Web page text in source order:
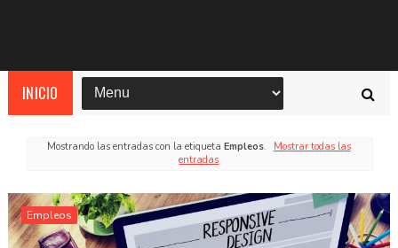
INICIO
Mostrando las entradas con la etiquetaEmpleos.
Mostrar todas las
entradas
Empleos